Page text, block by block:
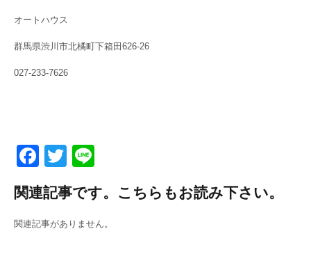
オートハウス
群馬県渋川市北橘町下箱田626-26
027-233-7626
F
a
c
e
T
tt
er
e
関連記事です。こちらもお読み下さい。
関連記事がありません。